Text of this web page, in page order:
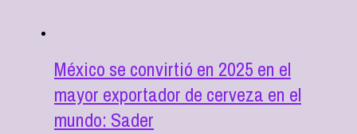
México se convirtió en 2025 en el
mayor exportador de cerveza en el
mundo: Sader